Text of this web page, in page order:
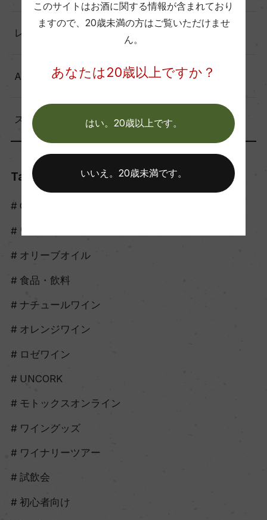
レポート（137）
Another Story（39）
スタッフのつぶやき（56）
Tags
Craft Sake
ワイン
オリーブオイル
食品・飲料
ナチュールワイン
オレンジワイン
ロゼワイン
UNCORK
モトックスオンライン
ワイングッズ
ワイナリーツアー
試飲会
初心者向け
このサイトはお酒に関する情報が含まれており
ますので、 20歳未満の方はご覧いただけませ
ん。
あなたは20歳以上ですか？
はい。20歳以上です。
いいえ。20歳未満です。